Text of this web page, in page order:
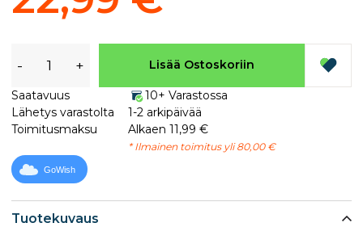
Tuotekuvaus
- + Lisää Ostoskoriin
Saatavuus
10+ Varastossa
Lähetys varastolta
1-2 arkipäivää
Toimitusmaksu
Alkaen 11,99 €
* Ilmainen toimitus yli 80,00 €
GoWish